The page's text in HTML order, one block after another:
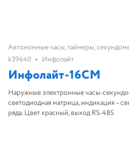
Автономные часы, таймеры,
k39640 • Инфолайт
Инфолайт-16СM
Наружные электронные часы-
светодиодная матрица, индикация –
ряда. Цвет красный, выход RS-485